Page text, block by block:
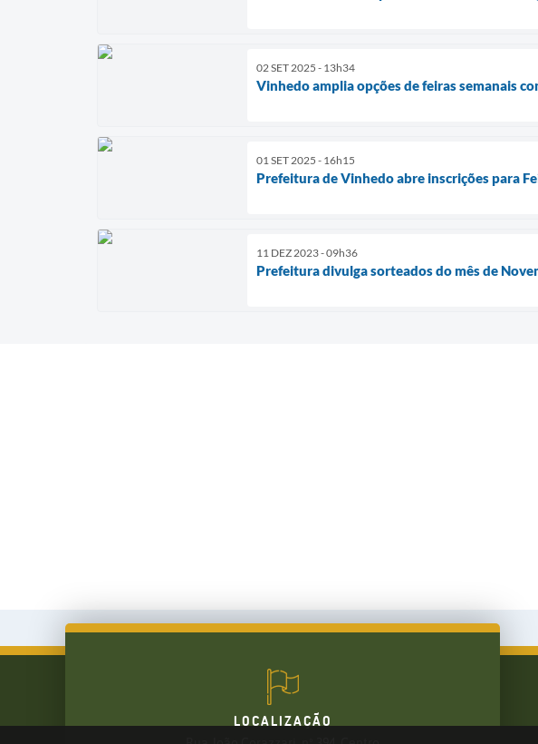
02 SET 2025 - 13h34
Vinhedo amplia opções de feiras semanais
01 SET 2025 - 16h15
Prefeitura de Vinhedo abre inscrições para
11 DEZ 2023 - 09h36
Prefeitura divulga sorteados do mês de
LOCALIZAÇÃO